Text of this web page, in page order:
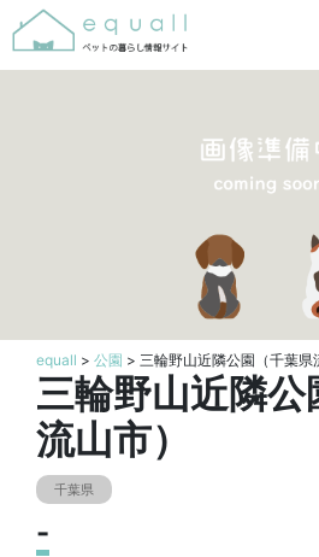
equall > 公園 > 三輪野山近隣公園（千葉県
三輪野山近隣
流山市）
千葉県
-